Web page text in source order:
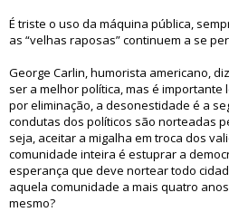
É triste o uso da máquina pública,
as “velhas raposas” continuem a se
George Carlin, humorista americano,
ser a melhor política, mas é
por eliminação, a desonestidade é a
condutas dos políticos são norteadas
seja, aceitar a migalha em troca dos
comunidade inteira é estuprar a
esperança que deve nortear todo
aquela comunidade a mais quatro
mesmo?